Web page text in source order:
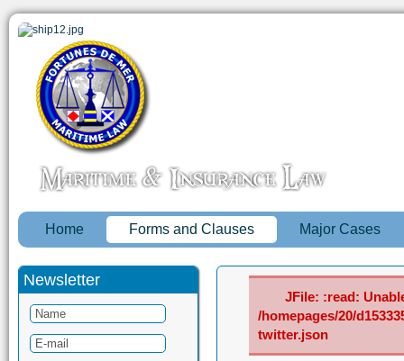
Home Forms and Clauses Major Cases
Newsletter
JFile: :read:
/homepages/20/
twitter.json